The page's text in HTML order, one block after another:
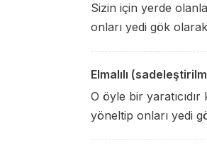
Sizin için yerde
onları yedi gök
Elmalılı
O öyle bir
yöneltip onları yedi